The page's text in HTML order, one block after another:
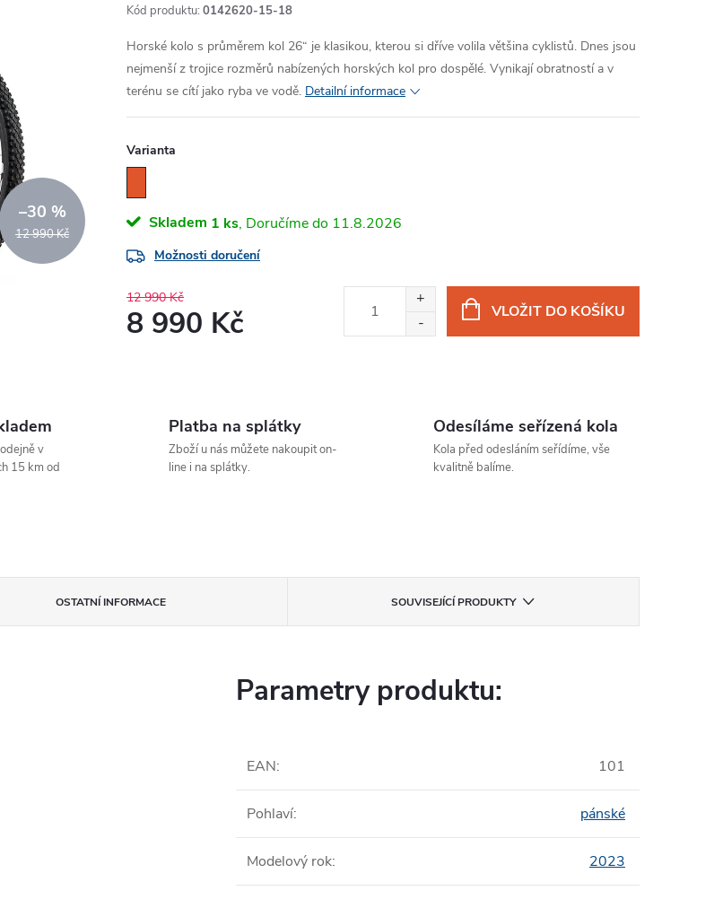
12 990 Kč
–30 %
Kód produktu: 0142620-15-18
Horské kolo s průměrem kol 26“ je klasikou, kterou si dříve volila většina cyklistů. Dnes jsou
nejmenší z trojice rozměrů nabízených horských kol pro dospělé. Vynikají obratností a v
terénu se cítí jako ryba ve vodě. Detailní informace
Varianta
Skladem 1 ks 11.8.2026
Možnosti doručení
12 990 Kč
8 990 Kč VLOŽIT DO KOŠÍKU
v
15 km od
Platba na splátky
Zboží u nás můžete nakoupit on-
line i na splátky.
Odesíláme seřízená kola
Kola před odesláním seřídíme, vše
kvalitně balíme.
OSTATNÍ INFORMACE SOUVISEJÍCÍ PRODUKTY
Parametry produktu:
EAN: 101
Pohlaví: pánské
Modelový rok: 2023